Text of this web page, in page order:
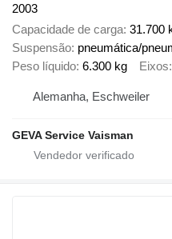
2003
Capacidade de carga 31.700
Suspensão pneumática/
Peso líquido 6.300 kg Eixos
Alemanha, Eschweiler
GEVA Service Vaisman